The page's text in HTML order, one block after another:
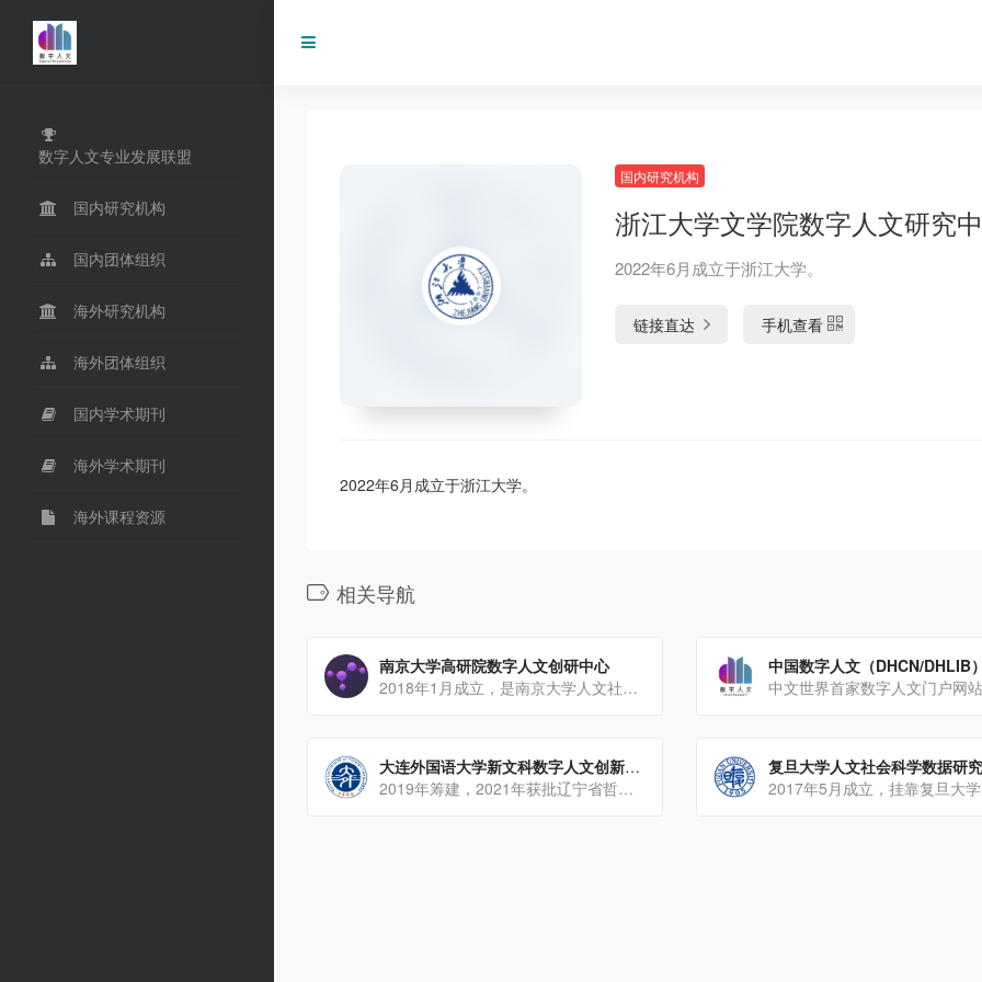
数字人文专业发展联盟
国内研究机构
国内团体组织
海外研究机构
海外团体组织
国内学术期刊
海外学术期刊
海外课程资源
国内研究机构
浙江大学文学院数字人文研究
2022年6月成立于浙江大学。
链接直达 手机查看
2022年6月成立于浙江大学。
相关导航
南京大学高研院数字人文创研中心
2018年1月成立，是南京大学人文社会科学高级研究院下属跨学科国际研究平台
中国数字人文（DHCN/DHLIB）
大连外国语大学新文科数字人文创新实验室
2019年筹建，2021年获批辽宁省哲学社会科学重点实验室，成为辽宁省首家数字人文重点实验室。
复旦大学人文社会科学数据研